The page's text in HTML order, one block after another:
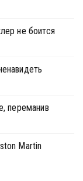
не боится
переманив
Martin